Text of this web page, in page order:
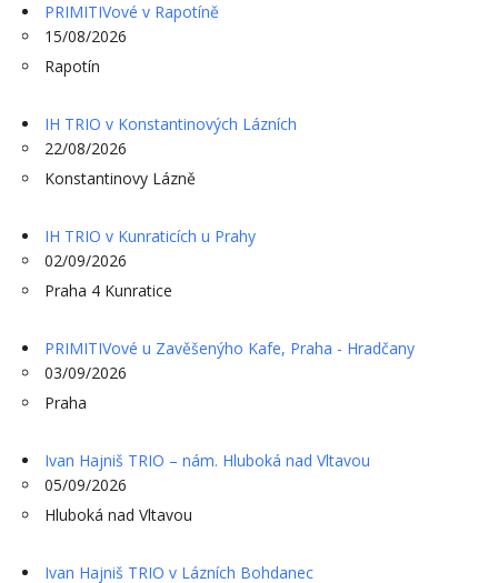
PRIMITIVové v Rapotíně
15/08/2026
Rapotín
IH TRIO v Konstantinových Lázních
22/08/2026
Konstantinovy Lázně
IH TRIO v Kunraticích u Prahy
02/09/2026
Praha 4 Kunratice
PRIMITIVové u Zavěšenýho Kafe, Praha - Hradčany
03/09/2026
Praha
Ivan Hajniš TRIO – nám. Hluboká nad Vltavou
05/09/2026
Hluboká nad Vltavou
Ivan Hajniš TRIO v Lázních Bohdanec